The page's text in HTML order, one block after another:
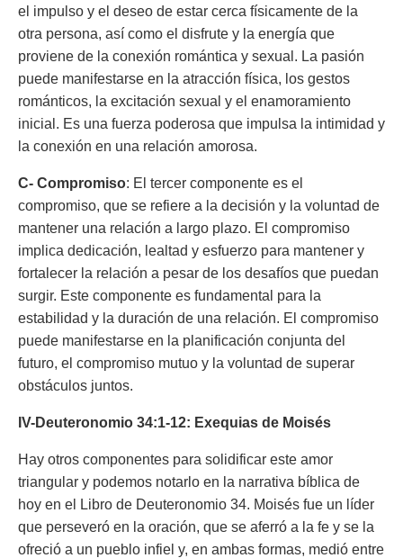
el impulso y el deseo de estar cerca físicamente de la
otra persona, así como el disfrute y la energía que
proviene de la conexión romántica y sexual. La pasión
puede manifestarse en la atracción física, los gestos
románticos, la excitación sexual y el enamoramiento
inicial. Es una fuerza poderosa que impulsa la intimidad y
la conexión en una relación amorosa.
C- Compromiso: El tercer componente es el
compromiso, que se refiere a la decisión y la voluntad de
mantener una relación a largo plazo. El compromiso
implica dedicación, lealtad y esfuerzo para mantener y
fortalecer la relación a pesar de los desafíos que puedan
surgir. Este componente es fundamental para la
estabilidad y la duración de una relación. El compromiso
puede manifestarse en la planificación conjunta del
futuro, el compromiso mutuo y la voluntad de superar
obstáculos juntos.
IV-Deuteronomio 34:1-12: Exequias de Moisés
Hay otros componentes para solidificar este amor
triangular y podemos notarlo en la narrativa bíblica de
hoy en el Libro de Deuteronomio 34. Moisés fue un líder
que perseveró en la oración, que se aferró a la fe y se la
ofreció a un pueblo infiel y, en ambas formas, medió entre